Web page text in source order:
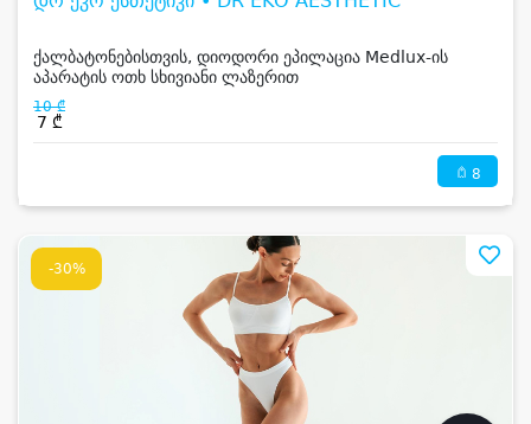
ქალბატონებისთვის, დიოდორი ეპილაცია Medlux-ის
აპარატის ოთხ სხივიანი ლაზერით
10 ₾
7 ₾
8
-30%